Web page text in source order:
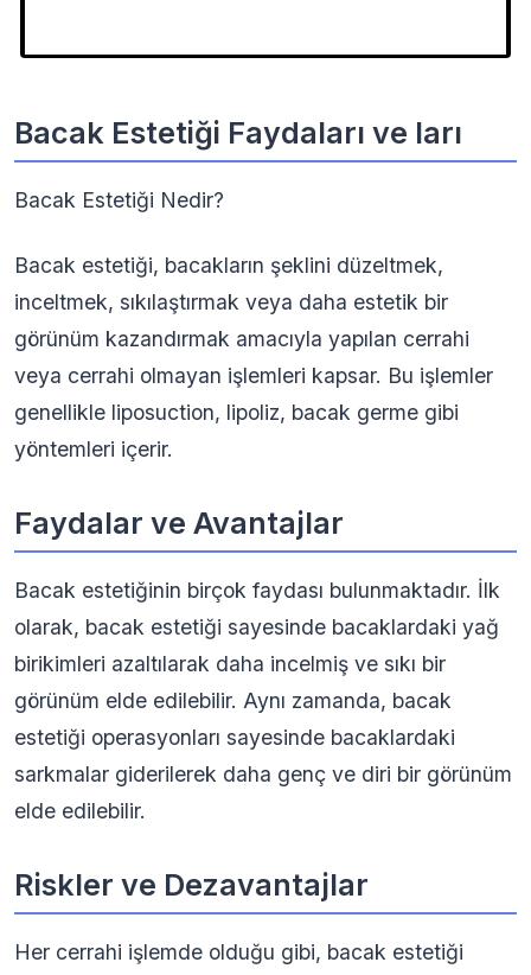
Bacak Estetiği Faydaları ve ları
Bacak Estetiği Nedir?
Bacak estetiği, bacakların şeklini düzeltmek,
inceltmek, sıkılaştırmak veya daha estetik bir
görünüm kazandırmak amacıyla yapılan cerrahi
veya cerrahi olmayan işlemleri kapsar. Bu işlemler
genellikle liposuction, lipoliz, bacak germe gibi
yöntemleri içerir.
Faydalar ve Avantajlar
Bacak estetiğinin birçok faydası bulunmaktadır. İlk
olarak, bacak estetiği sayesinde bacaklardaki yağ
birikimleri azaltılarak daha incelmiş ve sıkı bir
görünüm elde edilebilir. Aynı zamanda, bacak
estetiği operasyonları sayesinde bacaklardaki
sarkmalar giderilerek daha genç ve diri bir görünüm
elde edilebilir.
Riskler ve Dezavantajlar
Her cerrahi işlemde olduğu gibi, bacak estetiği